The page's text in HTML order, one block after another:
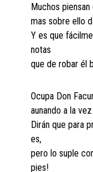
Muchos
mas sobre ello
Y es que
notas
que de robar él
Ocupa Don
aunando a la
Dirán que para
es,
pero lo suple
pies!